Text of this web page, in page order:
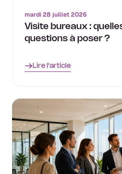
mardi 28 juillet 2026
Visite bureaux :
questions à poser ?
Lire l'article